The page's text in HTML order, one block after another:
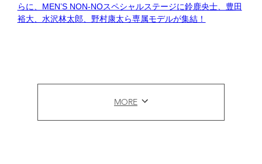
らに、MEN’S NON-NOスペシャルステージに鈴鹿央士、豊田
裕大、水沢林太郎、野村康太ら専属モデルが集結！
MORE